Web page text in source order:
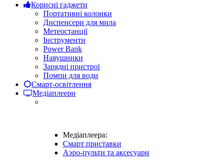
Корисні гаджети
Портативні колонки
Диспенсери для мила
Метеостанції
Інструменти
Power Bank
Навушники
Зарядні пристрої
Помпи для води
Смарт-освітлення
Медіаплеери
Медіаплеера:
Смарт приставки
Аэро-пульти та аксесуари